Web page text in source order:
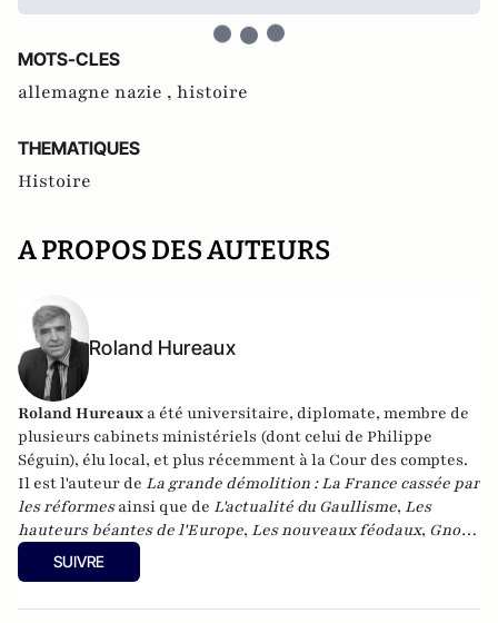
MOTS-CLES
allemagne nazie , histoire
THEMATIQUES
Histoire
A PROPOS DES AUTEURS
Roland Hureaux
Roland Hureaux a été universitaire, diplomate, membre de
plusieurs cabinets ministériels (dont celui de Philippe
Séguin), élu local, et plus récemment à la Cour des comptes.
Il est l'auteur de La grande démolition : La France cassée par
les réformes ainsi que de L'actualité du Gaullisme, Les
hauteurs béantes de l'Europe, Les nouveaux féodaux, Gnose
et gnostiques des origines à nos jours
SUIVRE